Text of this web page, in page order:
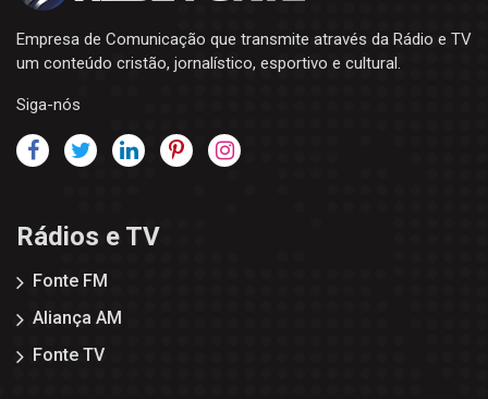
Empresa de Comunicação que transmite através da Rádio e TV
um conteúdo cristão, jornalístico, esportivo e cultural.
Siga-nós
Rádios e TV
Fonte FM
Aliança AM
Fonte TV